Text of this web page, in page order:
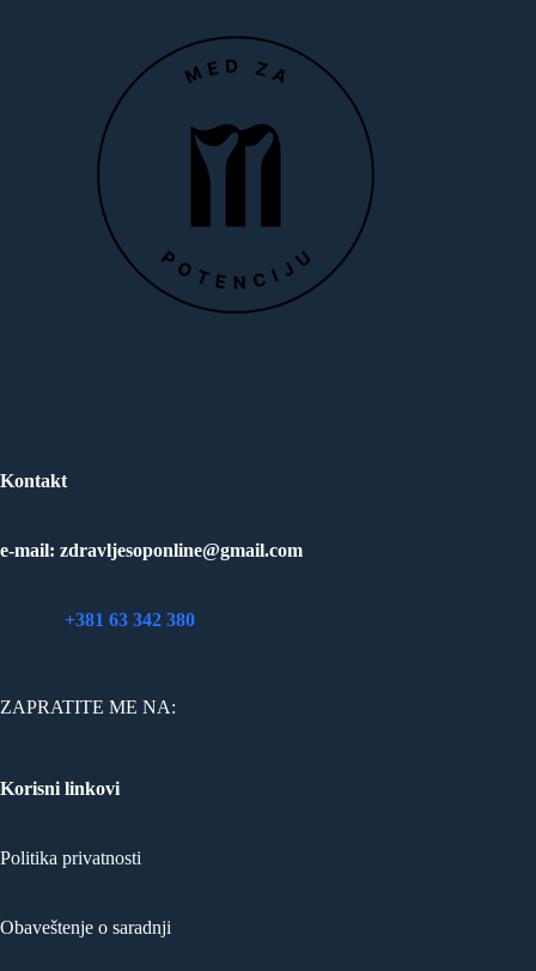
Kontakt
e-mail: zdravljesoponline@gmail.com
+381 63 342 380
ZAPRATITE ME NA:
Korisni linkovi
Politika privatnosti
Obaveštenje o saradnji